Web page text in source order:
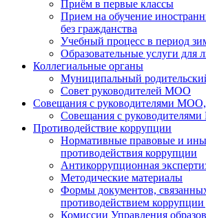
Приём в первые классы
Прием на обучение
без гражданства
Учебный процесс в период
Образовательные услуги для
Коллегиальные органы
Муниципальный
Совет руководителей МОО
Совещания с руководителями МОО,
Совещания с
Противодействие коррупции
Нормативные правовые и
противодействия коррупции
Антикоррупционная
Методические материалы
Формы документов,
противодействием коррупции
Комиссии Управления